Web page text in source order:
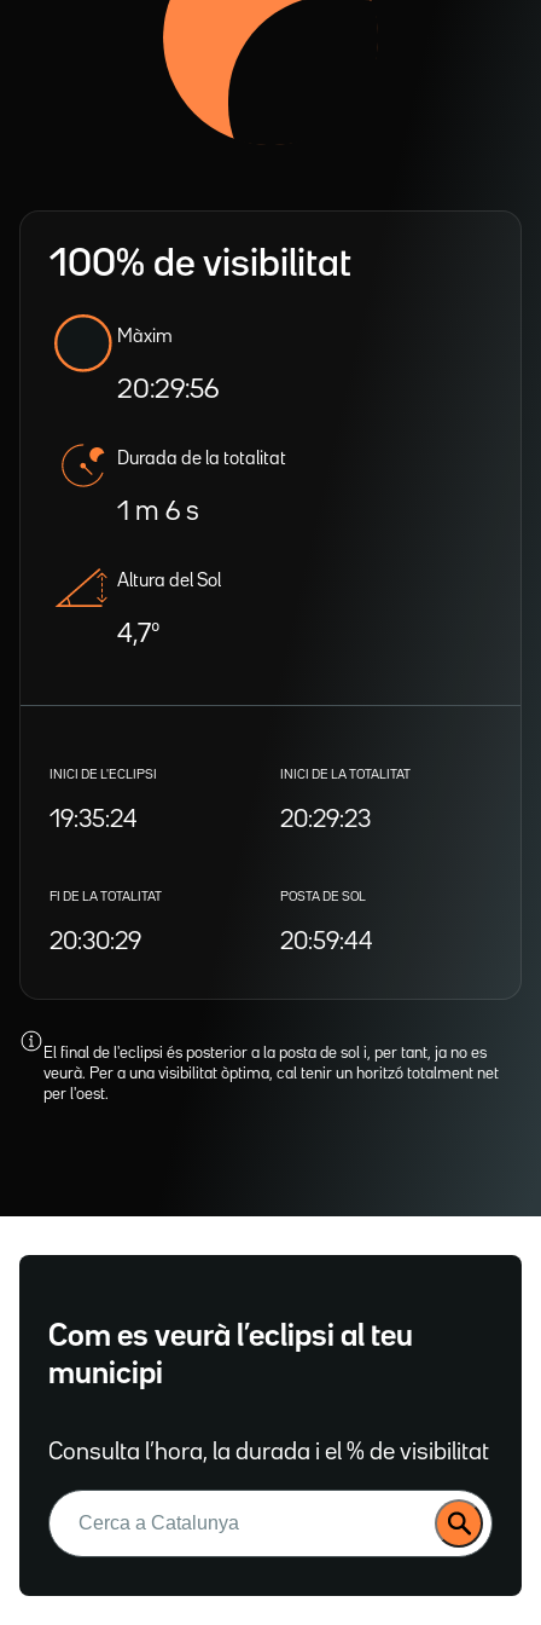
100% de visibilitat
Màxim
20:29:56
Durada de la totalitat
1 m 6 s
Altura del Sol
4,7º
INICI DE L'ECLIPSI
19:35:24
INICI DE LA TOTALITAT
20:29:23
FI DE LA TOTALITAT
20:30:29
POSTA DE SOL
20:59:44
El final de l'eclipsi és posterior a la posta de sol i, per tant, ja no es
veurà. Per a una visibilitat òptima, cal tenir un horitzó totalment net
per l'oest.
Com es veurà l’eclipsi al teu
municipi
Consulta l’hora, la durada i el % de visibilitat
Buscar: